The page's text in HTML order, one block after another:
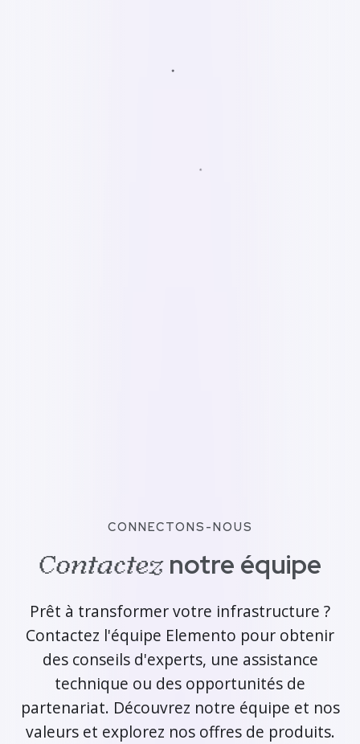
CONNECTONS-NOUS
Contacteznotre équipe
Prêt à transformer votre infrastructure ?
Contactez l'équipe Elemento pour obtenir
des conseils d'experts, une assistance
technique ou des opportunités de
partenariat. Découvrez notre équipe et nos
valeurs et explorez nos offres de produits.